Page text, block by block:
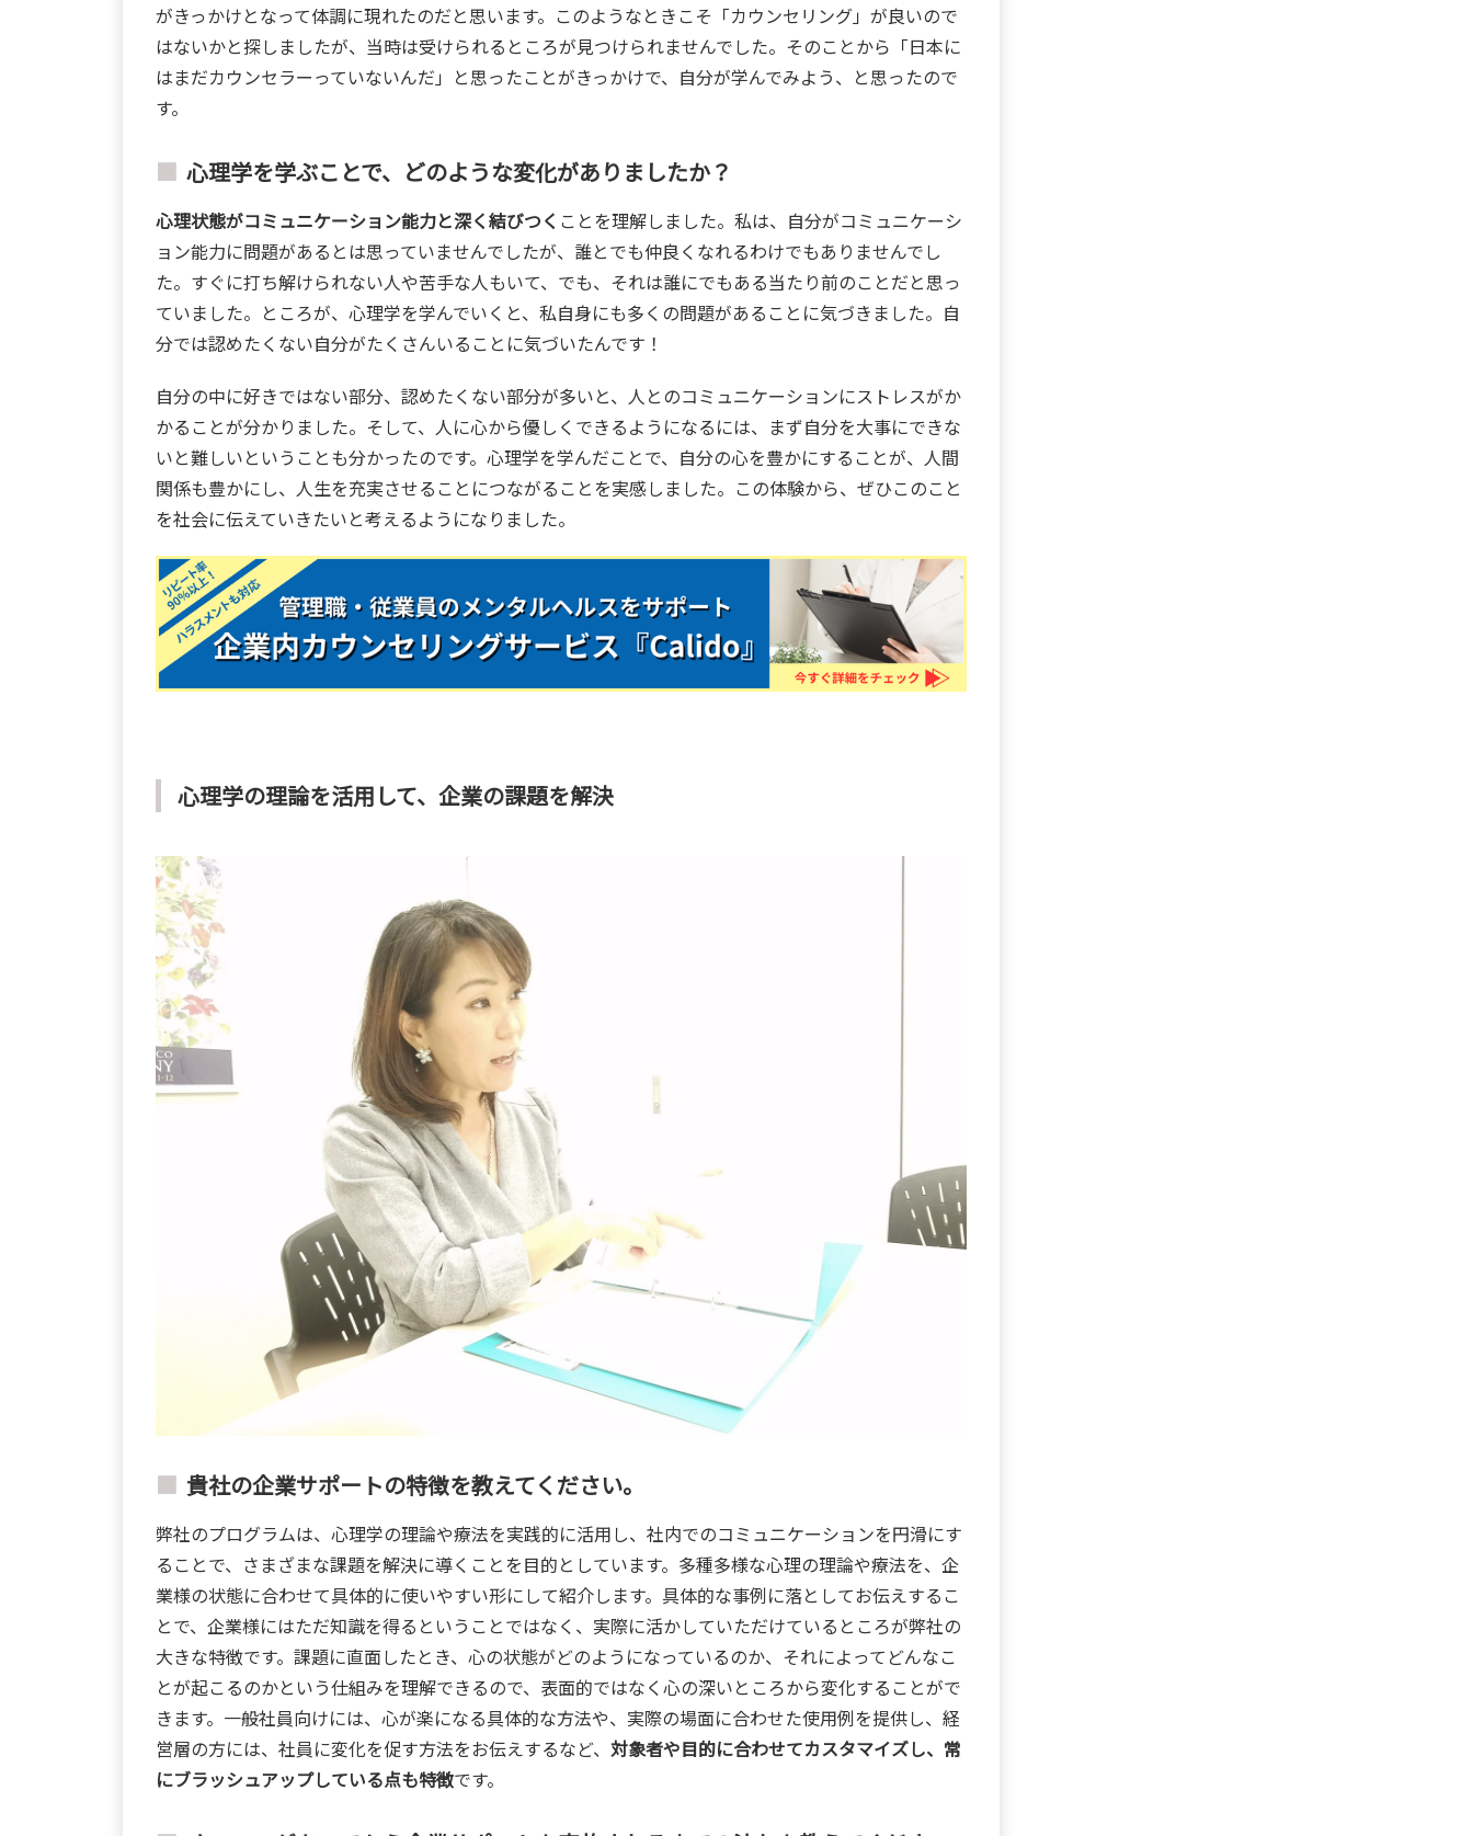
がきっかけとなって体調に現れたのだと思います。このようなときこそ「カウンセリング」が良いので
はないかと探しましたが、当時は受けられるところが見つけられませんでした。そのことから「日本に
はまだカウンセラーっていないんだ」と思ったことがきっかけで、自分が学んでみよう、と思ったので
す。
心理学を学ぶことで、どのような変化がありましたか？
心理状態がコミュニケーション能力と深く結びつく ことを理解しました。私は、自分がコミュニケーシ
ョン能力に問題があるとは思っていませんでしたが、誰とでも仲良くなれるわけでもありませんでし
た。すぐに打ち解けられない人や苦手な人もいて、でも、それは誰にでもある当たり前のことだと思っ
ていました。ところが、心理学を学んでいくと、私自身にも多くの問題があることに気づきました。自
分では認めたくない自分がたくさんいることに気づいたんです！
自分の中に好きではない部分、認めたくない部分が多いと、人とのコミュニケーションにストレスがか
かることが分かりました。そして、人に心から優しくできるようになるには、まず自分を大事にできな
いと難しいということも分かったのです。心理学を学んだことで、自分の心を豊かにすることが、人間
関係も豊かにし、人生を充実させることにつながることを実感しました。この体験から、ぜひこのこと
を社会に伝えていきたいと考えるようになりました。
心理学の理論を活用して、企業の課題を解決
貴社の企業サポートの特徴を教えてください。
弊社のプログラムは、心理学の理論や療法を実践的に活用し、社内でのコミュニケーションを円滑にす
ることで、さまざまな課題を解決に導くことを目的としています。多種多様な心理の理論や療法を、企
業様の状態に合わせて具体的に使いやすい形にして紹介します。具体的な事例に落としてお伝えするこ
とで、企業様にはただ知識を得るということではなく、実際に活かしていただけているところが弊社の
大きな特徴です。課題に直面したとき、心の状態がどのようになっているのか、それによってどんなこ
とが起こるのかという仕組みを理解できるので、表面的ではなく心の深いところから変化することがで
きます。一般社員向けには、心が楽になる具体的な方法や、実際の場面に合わせた使用例を提供し、経
営層の方には、社員に変化を促す方法をお伝えするなど、 対象者や目的に合わせてカスタマイズし、常
にブラッシュアップしている点も特徴です。